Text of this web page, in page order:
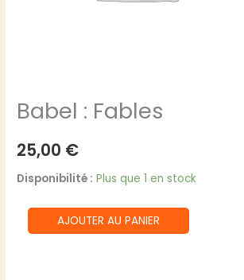
Babel : Fables
25,00 €
Disponibilité : Plus que 1 en stock
quantité
de
AJOUTER AU PANIER